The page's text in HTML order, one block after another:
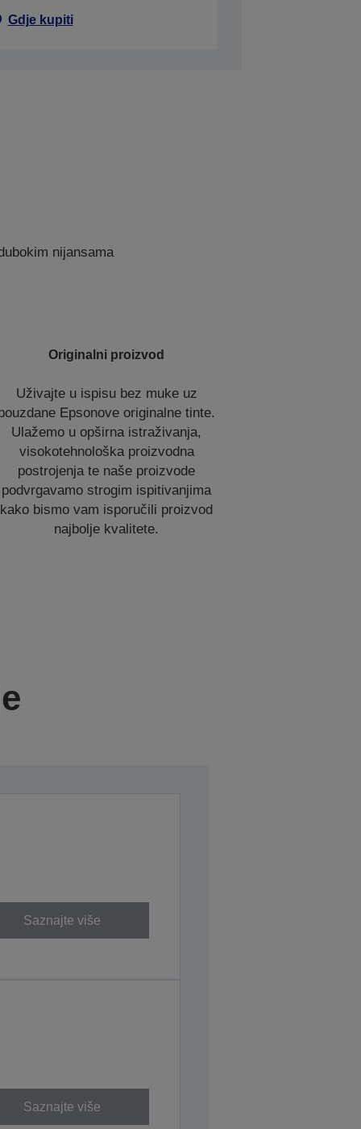
Gdje kupiti
nijansama
Originalni proizvod
Uživajte u ispisu bez muke uz
Epsonove originalne tinte.
Ulažemo u opširna istraživanja,
visokotehnološka proizvodna
postrojenja te naše proizvode
podvrgavamo strogim ispitivanjima
kako bismo vam isporučili proizvod
najbolje kvalitete.
Saznajte više
Saznajte više